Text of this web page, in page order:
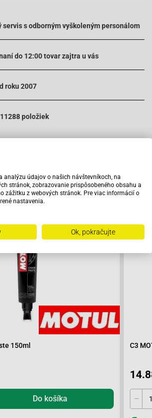
servis s odborným vyškoleným personálom
do 12:00 tovar zajtra u vás
roku 2007
položiek
zakúpiť s výrobkom
150ml
Do košíka
C3
analýzu údajov o našich návštevníkoch, na
stránok, zobrazovanie prispôsobeného obsahu a
zážitku z webových stránok. Pre viac informácií o
nastavenia.
Ok, pokračujte